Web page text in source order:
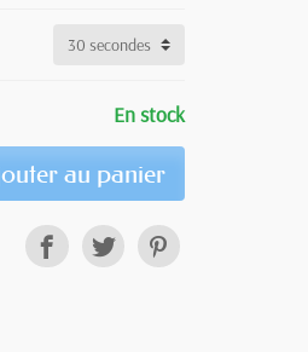
En stock
au panier